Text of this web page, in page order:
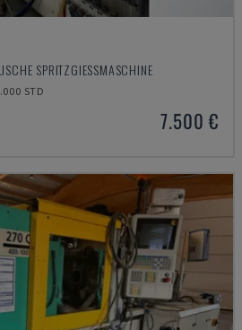
SPRITZGIESSMASCHINE
STD
7.500 €